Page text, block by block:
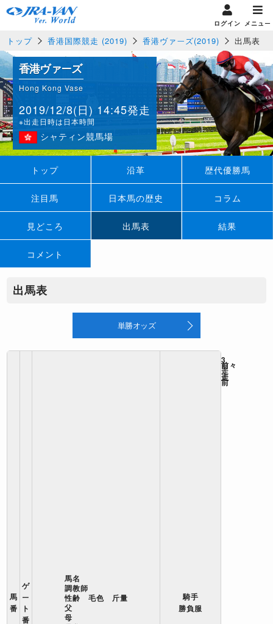
ログイン メニュー
トップ 香港国際競走 (2019) 香港ヴァーズ(2019) 出馬表
香港ヴァーズ
Hong Kong Vase
2019/12/8(日) 14:45発走
※出走日時は日本時間
シャティン競馬場
トップ 沿革 歴代優勝馬
注目馬 日本馬の歴史 コラム
見どころ 出馬表 結果
コメント
出馬表
単勝オッズ
馬
番
ゲ
ー
ト
番
馬名
調教師
性齢 毛色 斤量
父
母
騎手
勝負服
前
走
前々
走
3
走
前